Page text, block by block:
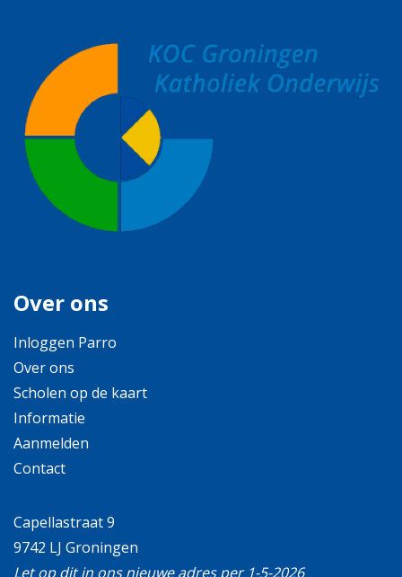
Over ons
Inloggen Parro
Over ons
Scholen op de kaart
Informatie
Aanmelden
Contact
Capellastraat 9
9742 LJ Groningen
Let op dit in ons nieuwe adres per 1-5-2026